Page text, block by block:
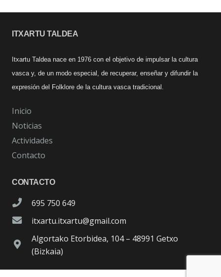
ITXARTU TALDEA
Itxartu Taldea nace en 1976 con el objetivo de impulsar la cultura
vasca y, de un modo especial, de recuperar, enseñar y difundir la
expresión del Folklore de la cultura vasca tradicional.
Inicio
Noticias
Actividades
Contacto
CONTACTO
695 750 649
itxartu.itxartu@gmail.com
Algortako Etorbidea, 104 – 48991 Getxo
(Bizkaia)